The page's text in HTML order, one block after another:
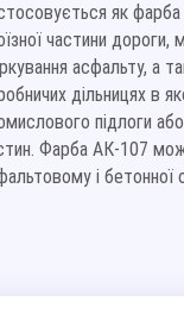
як
частини дороги,
асфальту, а
дільницях в
підлоги
Фарба АК-107
і бетонної